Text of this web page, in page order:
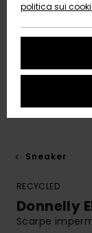
Sneaker
RECYCLED
Donnelly
Scarpe
politica sui